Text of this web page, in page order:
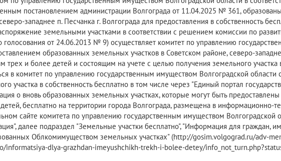
постановлением администрации Волгограда от 11.04.2025 № 361,
западнее п. Песчанка г. Волгограда для предоставления в собственность
земельными участками в соответствии с решением комиссии по
голосования от 24.06.2013 № 9) осуществляет комитет по управлению
образованных земельных участков в Советском районе, северо-
и более детей и состоящим на учете с целью получения земельного участка
в комитет по управлению государственным имуществом Волгоградской области
участка в собственность бесплатно в том числе через "Единый портал
о вновь образованных земельных участках, которые могут быть
бесплатно на территории города Волгограда, размещена в информационно-
сайте комитета по управлению государственным имуществом Волгоградской
далее подраздел "Земельные участки бесплатно", "Информация для граждан,
Облкомимуществом земельных участках" (http://gosim.volgograd.ru/adv-
informatsiya-dlya-grazhdan-imeyushchikh-trekh-i-bolee-detey/